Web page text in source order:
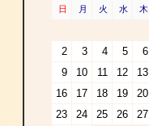
日 月 火 水 木
2
3 4 5 6
9
10 11 12 13
16
17 18 19 20
23
24 25 26 27